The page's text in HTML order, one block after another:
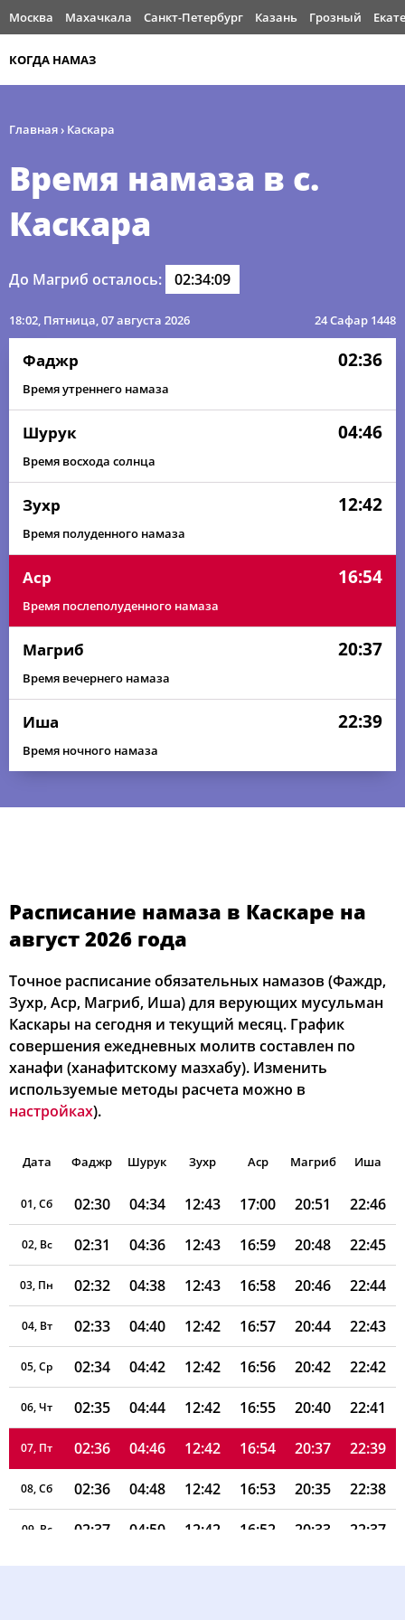
Москва Махачкала Санкт-Петербург Казань Грозный
КОГДА НАМАЗ
Главная› Каскара
Время намаза в с.
Каскара
До Магриб осталось: 02:34:09
18:02, Пятница, 07 августа 2026 24 Сафар 1448
Фаджр 02:36
Время утреннего намаза
Шурук 04:46
Время восхода солнца
Зухр 12:42
Время полуденного намаза
Аср 16:54
Время послеполуденного намаза
Магриб 20:37
Время вечернего намаза
Иша 22:39
Время ночного намаза
Расписание намаза в Каскаре на
август 2026 года
Точное расписание обязательных намазов (Фаждр,
Зухр, Аср, Магриб, Иша) для верующих мусульман
Каскары на сегодня и текущий месяц. График
совершения ежедневных молитв составлен по
ханафи (ханафитскому мазхабу). Изменить
используемые методы расчета можно в
настройках).
Дата Фаджр Шурук Зухр Аср Магриб Иша
01, Сб 02:30 04:34 12:43 17:00 20:51 22:46
02, Вс 02:31 04:36 12:43 16:59 20:48 22:45
03, Пн 02:32 04:38 12:43 16:58 20:46 22:44
04, Вт 02:33 04:40 12:42 16:57 20:44 22:43
05, Ср 02:34 04:42 12:42 16:56 20:42 22:42
06, Чт 02:35 04:44 12:42 16:55 20:40 22:41
07, Пт 02:36 04:46 12:42 16:54 20:37 22:39
08, Сб 02:36 04:48 12:42 16:53 20:35 22:38
09, Вс 02:37 04:50 12:42 16:52 20:33 22:37
10, Пн 02:38 04:52 12:42 16:51 20:30 22:36